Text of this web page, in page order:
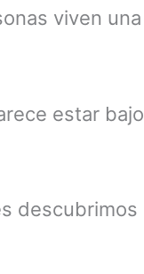
viven una
estar bajo
descubrimos